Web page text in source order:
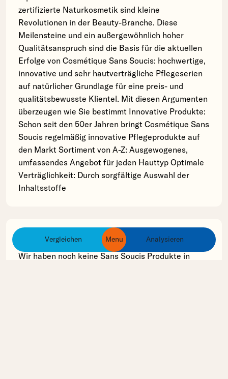
Vergleichen Menu Analysieren
ingredients
products
brands
zertifizierte Naturkosmetik sind kleine
Revolutionen in der Beauty-Branche. Diese
Meilensteine und ein außergewöhnlich hoher
Qualitätsanspruch sind die Basis für die aktuellen
Erfolge von Cosmétique Sans Soucis: hochwertige,
innovative und sehr hautverträgliche Pflegeserien
auf natürlicher Grundlage für eine preis- und
qualitätsbewusste Klientel. Mit diesen Argumenten
überzeugen wie Sie bestimmt Innovative Produkte:
Schon seit den 50er Jahren bringt Cosmétique Sans
Soucis regelmäßig innovative Pflegeprodukte auf
den Markt Sortiment von A-Z: Ausgewogenes,
umfassendes Angebot für jeden Hauttyp Optimale
Verträglichkeit: Durch sorgfältige Auswahl der
Inhaltsstoffe
Inhaltsstoff Analyse
Wir haben noch keine Sans Soucis Produkte in